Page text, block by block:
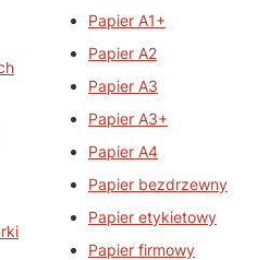
Papier A1+
Papier A2
Papier A3
Papier A3+
Papier A4
Papier bezdrzewny
Papier etykietowy
Papier firmowy